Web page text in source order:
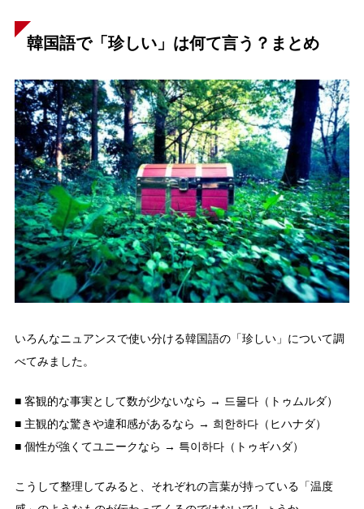
韓国語で「珍しい」は何て言う？まとめ
いろんなニュアンスで使い分ける韓国語の「珍しい」について調
べてみました。
■ 客観的な事実として数が少ないなら → 드물다（トゥムルダ）
■ 主観的な驚きや違和感があるなら → 희한하다（ヒハナダ）
■ 個性が強くてユニークなら → 특이하다（トゥギハダ）
こうして整理してみると、それぞれの言葉が持っている「温度